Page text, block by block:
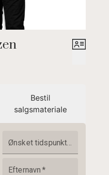
Bestil
salgsmateriale
Ønsket tidspunkt på dagen
Efternavn *